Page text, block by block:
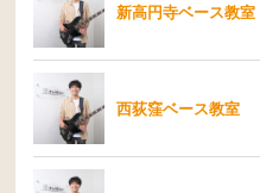
新高円寺ベース教室
西荻窪ベース教室